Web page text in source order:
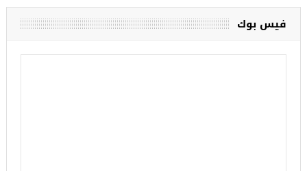
تركيا تحتل المرتبة الأولى عالميا بالمساعدات الإنسانية في 2017
العدالة والتنمية.. كشف ملابسات مقتل خاشقجي دين في أعناقنا